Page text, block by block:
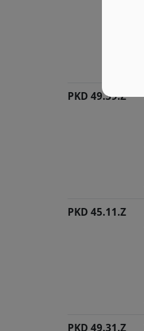
PKD 49.39.Z
PKD 45.11.Z
PKD 49.31.Z